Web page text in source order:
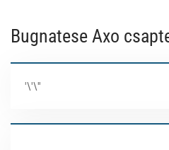
Bugnatese Axo
'\'\''